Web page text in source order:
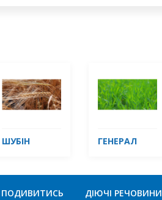
ШУБІН ГЕНЕРАЛ
ПОДИВИТИСЬ ДІЮЧІ РЕЧОВИНИ